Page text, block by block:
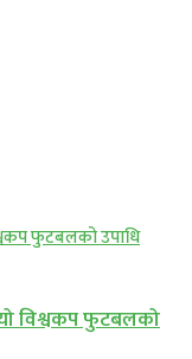
विश्वकप फुटबलको